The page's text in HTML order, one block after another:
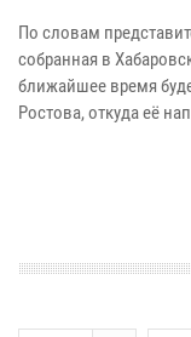
По словам
собранная в
ближайшее время
Ростова, откуда её